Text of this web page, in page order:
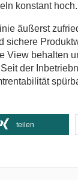
konstant hoch.
äußerst
sichere
View behalten
der
teilen